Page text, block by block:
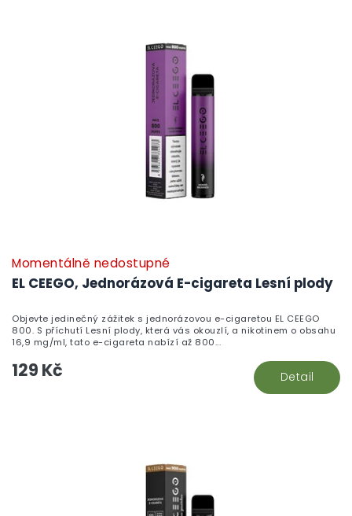
EL CEEGO, Jednorázová E-cigareta Lesní plody
Momentálně nedostupné
129 Kč Detail
Objevte jedinečný zážitek s jednorázovou e-cigaretou EL CEEGO
800. S příchutí Lesní plody, která vás okouzlí, a nikotinem o obsahu
16,9 mg/ml, tato e-cigareta nabízí až 800...